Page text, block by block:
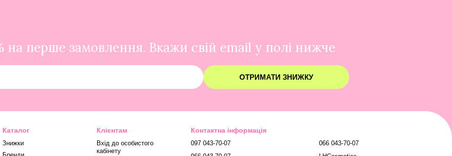
на перше замовлення. Вкажи свій email у полі нижче
ОТРИМАТИ ЗНИЖКУ
Каталог
Знижки
Клієнтам
Вхід до особистого
кабінету
Контактна інформація
097 043-70-07
066 043-70-07